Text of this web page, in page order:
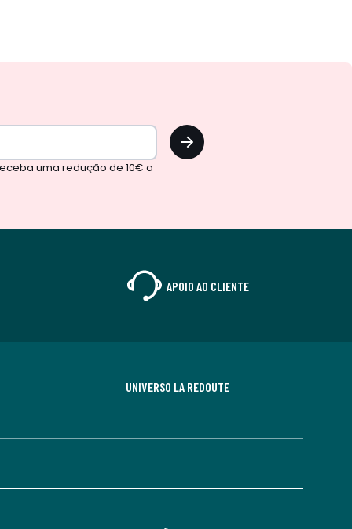
OK
uma redução de 10€ a
APOIO AO CLIENTE
UNIVERSO LA REDOUTE